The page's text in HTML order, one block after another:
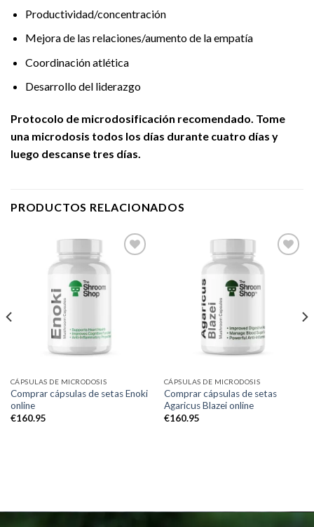
Productividad/concentración
Mejora de las relaciones/aumento de la empatía
Coordinación atlética
Desarrollo del liderazgo
Protocolo de microdosificación recomendado. Tome
una microdosis todos los días durante cuatro días y
luego descanse tres días.
PRODUCTOS RELACIONADOS
CÁPSULAS DE MICRODOSIS
Comprar cápsulas de setas Enoki
online
€160.95
CÁPSULAS DE MICRODOSIS
Comprar cápsulas de setas
Agaricus Blazei online
€160.95